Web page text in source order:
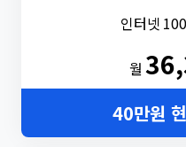
인터넷
월
40만원